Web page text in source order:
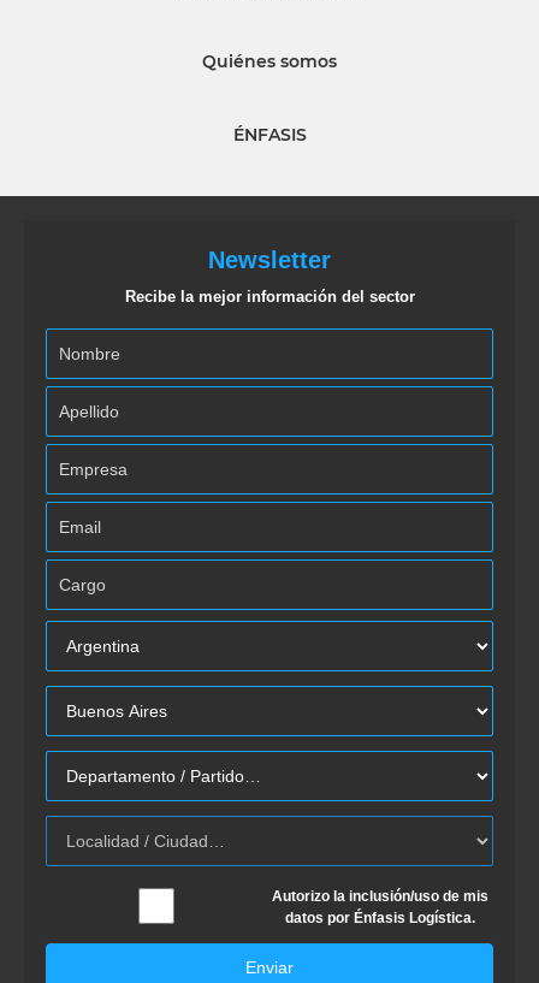
Quiénes somos
ÉNFASIS
Newsletter
Recibe la mejor información del sector
Autorizo la inclusión/uso de mis
datos por Énfasis Logística.
Enviar